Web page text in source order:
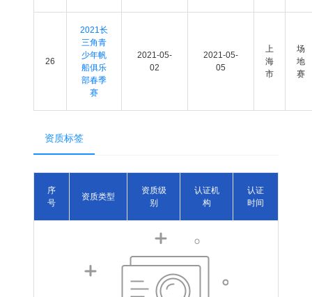
26
2021长
三角青
少年帆
船俱乐
部春季
赛
2021-05-
02
2021-05-
05
上
海
市
场
地
赛
资质标签
序
号
资质类型
资质级
别
认证机
构
认证
时间